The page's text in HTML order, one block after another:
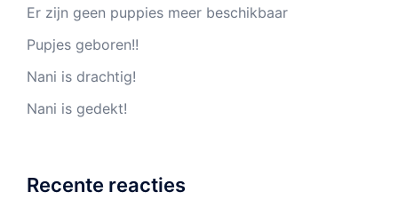
Er zijn geen puppies meer beschikbaar
Pupjes geboren!!
Nani is drachtig!
Nani is gedekt!
Recente reacties